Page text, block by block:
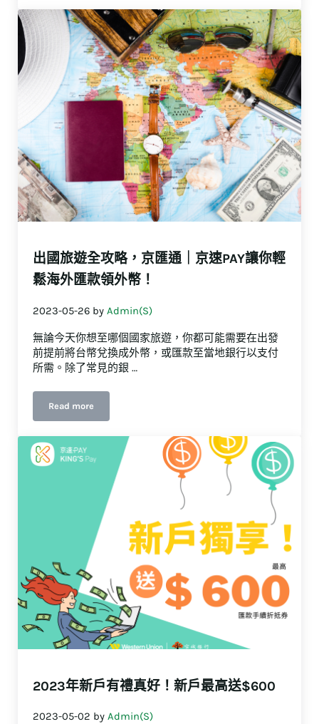
出國旅遊全攻略，京匯通｜京速PAY讓你輕
鬆海外匯款領外幣！
2023-05-26 byAdmin(S)
無論今天你想至哪個國家旅遊，你都可能需要在出發
前提前將台幣兌換成外幣，或匯款至當地銀行以支付
所需。除了常見的銀 …
Read more出國旅遊全攻略，京匯通｜京速PAY讓你輕鬆海外匯款領外
2023年新戶有禮真好！新戶最高送$600
2023-05-02 byAdmin(S)